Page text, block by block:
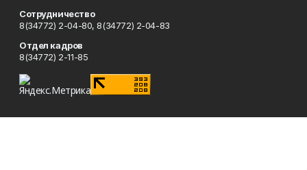
Сотрудничество
8(34772) 2-04-80, 8(34772) 2-04-83
Отдел кадров
8(34772) 2-11-85